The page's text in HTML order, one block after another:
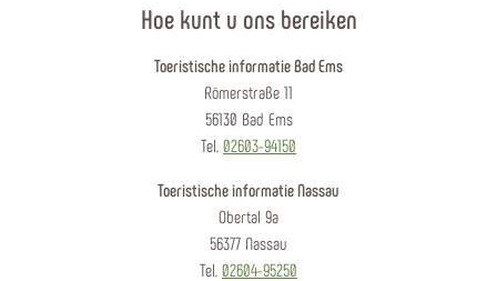
Hoe kunt u ons bereiken
Toeristische informatie Bad Ems
Römerstraße 11
56130 Bad Ems
Tel. 02603-94150
Toeristische informatie Nassau
Obertal 9a
56377 Nassau
Tel. 02604-95250